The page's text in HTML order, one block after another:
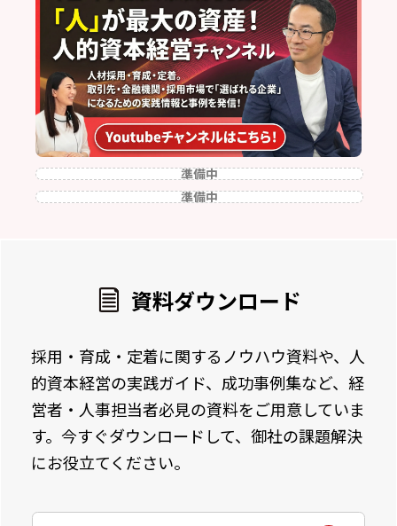
準備中
準備中
資料ダウンロード
採用・育成・定着に関するノウハウ資料や、人
的資本経営の実践ガイド、成功事例集など、経
営者・人事担当者必見の資料をご用意していま
す。今すぐダウンロードして、御社の課題解決
にお役立てください。